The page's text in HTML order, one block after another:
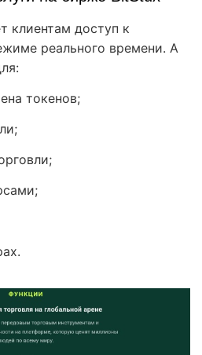
клиентам доступ к
реального времени. А
токенов;